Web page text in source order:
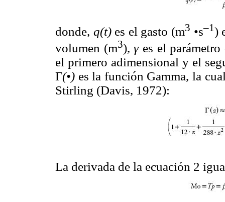
donde, q(t) es el gasto (m3 •s–1)
volumen (m3),γ es el
el primero adimensional y el
Γ(•) es la función Gamma, la
Stirling (Davis, 1972):
La derivada de la ecuación 2